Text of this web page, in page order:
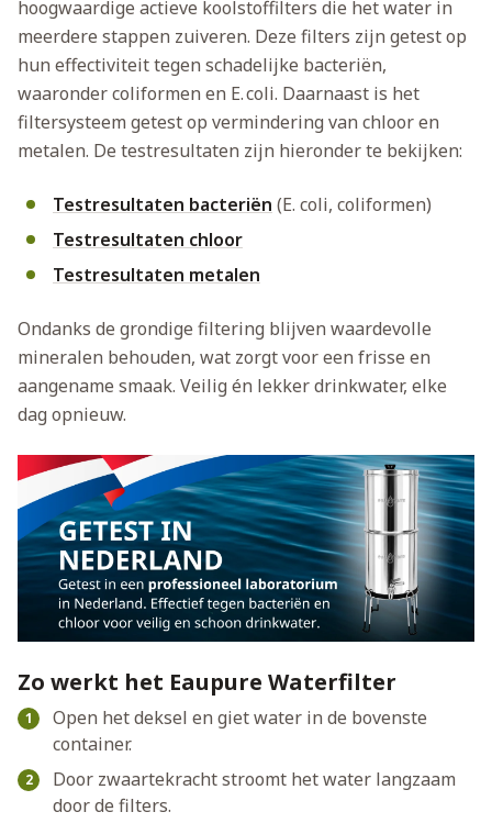
hoogwaardige actieve koolstoffilters die het water in
meerdere stappen zuiveren. Deze filters zijn getest op
hun effectiviteit tegen schadelijke bacteriën,
waaronder coliformen en E. coli. Daarnaast is het
filtersysteem getest op vermindering van chloor en
metalen. De testresultaten zijn hieronder te bekijken:
Testresultaten bacteriën (E. coli, coliformen)
Testresultaten chloor
Testresultaten metalen
Ondanks de grondige filtering blijven waardevolle
mineralen behouden, wat zorgt voor een frisse en
aangename smaak. Veilig én lekker drinkwater, elke
dag opnieuw.
Zo werkt het Eaupure Waterfilter
Open het deksel en giet water in de bovenste
container.
Door zwaartekracht stroomt het water langzaam
door de filters.